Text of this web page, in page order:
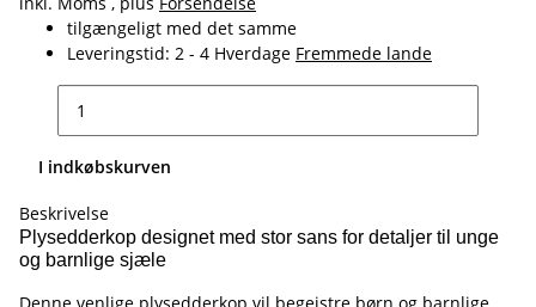
tilgængeligt med det samme
Leveringstid: 2 - 4 Hverdage Fremmede lande
I indkøbskurven
Beskrivelse
Plysedderkop designet med stor sans for detaljer til unge
og barnlige sjæle